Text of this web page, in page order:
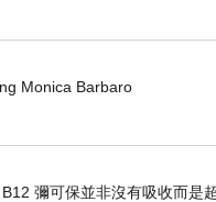
Monica Barbaro
彌可保並非沒有吸收而是超